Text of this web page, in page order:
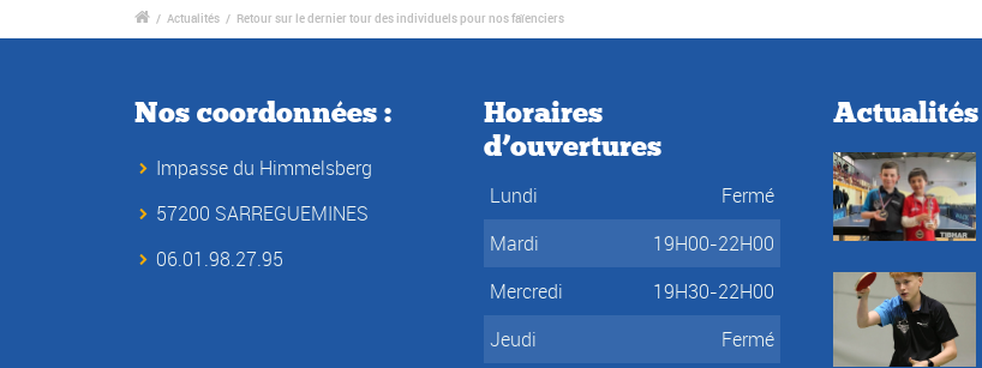
/ Actualités / Retour sur le dernier tour des individuels pour nos faïenciers
Nos coordonnées :
Impasse du Himmelsberg
57200 SARREGUEMINES
06.01.98.27.95
Horaires
d’ouvertures
Lundi
Fermé
Mardi
19H00-22H00
Mercredi
19H30-22H00
Jeudi
Fermé